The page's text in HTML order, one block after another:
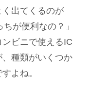
出てくるのが
が便利なの？」
ビニで使えるIC
種類がいくつか
よね。